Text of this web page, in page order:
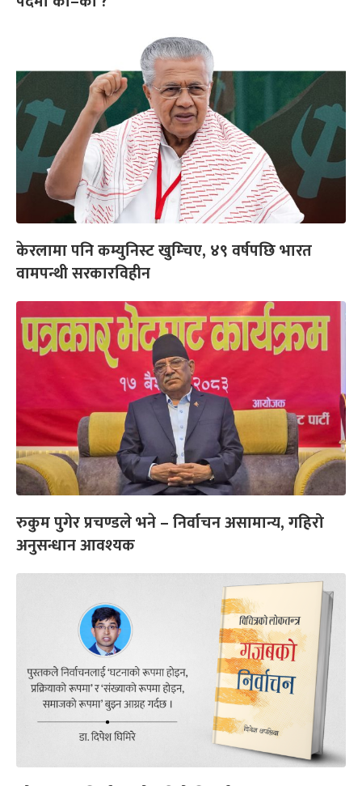
केरलामा पनि कम्युनिस्ट खुम्चिए, ४९ वर्षपछि भारत
वामपन्थी सरकारविहीन
रुकुम पुगेर प्रचण्डले भने – निर्वाचन असामान्य, गहिरो
अनुसन्धान आवश्यक